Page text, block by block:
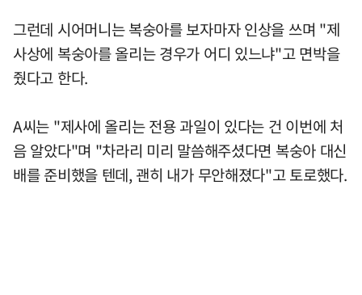
그런데 시어머니는 복숭아를 보자마자 인상을 쓰며 "제
사상에 복숭아를 올리는 경우가 어디 있느냐"고 면박을
줬다고 한다.
A씨는 "제사에 올리는 전용 과일이 있다는 건 이번에 처
음 알았다"며 "차라리 미리 말씀해주셨다면 복숭아 대신
배를 준비했을 텐데, 괜히 내가 무안해졌다"고 토로했다.